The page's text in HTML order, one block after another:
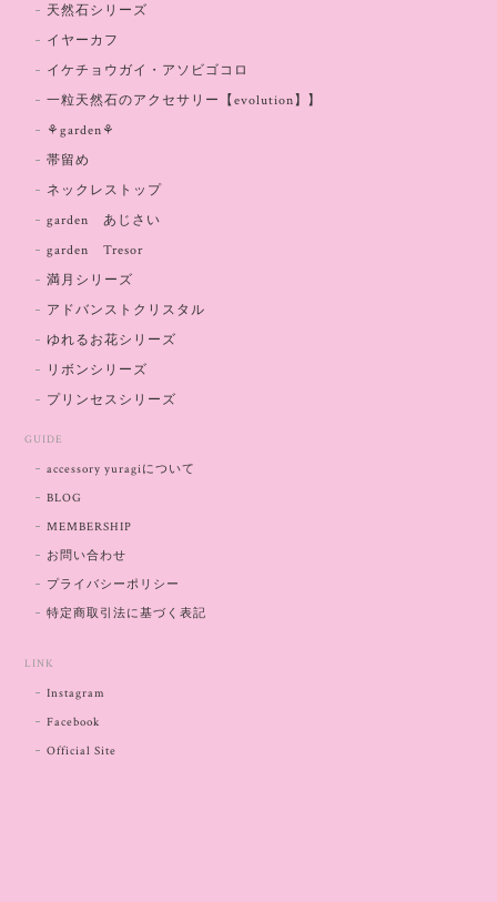
天然石シリーズ
イヤーカフ
イケチョウガイ・アソビゴコロ
一粒天然石のアクセサリー【evolution】】
⚘garden⚘
帯留め
ネックレストップ
garden あじさい
garden Tresor
満月シリーズ
アドバンストクリスタル
ゆれるお花シリーズ
リボンシリーズ
プリンセスシリーズ
GUIDE
accessory yuragiについて
BLOG
MEMBERSHIP
お問い合わせ
プライバシーポリシー
特定商取引法に基づく表記
LINK
Instagram
Facebook
Official Site